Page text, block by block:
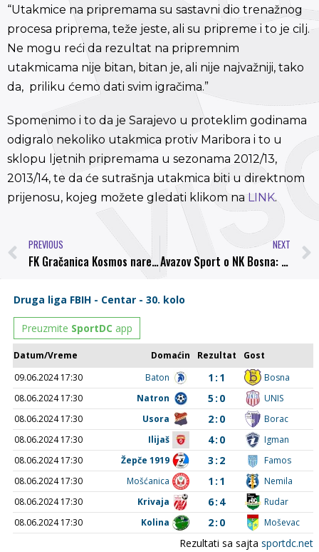
“Utakmice na pripremama su sastavni dio trenažnog
procesa priprema, teže jeste, ali su pripreme i to je cilj.
Ne mogu reći da rezultat na pripremnim
utakmicama nije bitan, bitan je, ali nije najvažniji, tako
da, priliku ćemo dati svim igračima.”
Spomenimo i to da je Sarajevo u proteklim godinama
odigralo nekoliko utakmica protiv Maribora i to u
sklopu ljetnih pripremama u sezonama 2012/13,
2013/14, te da će sutrašnja utakmica biti u direktnom
prijenosu, kojeg možete gledati klikom naLINK.
PREVIOUS
FK Gračanica Kosmos narednog vikenda počinje sa pripremama za nastavak sezone
NEXT
Avazov Sport o NK Bosna: Ihtijarević, Laletović i prijatelji izvode visočki fudbal iz mraka